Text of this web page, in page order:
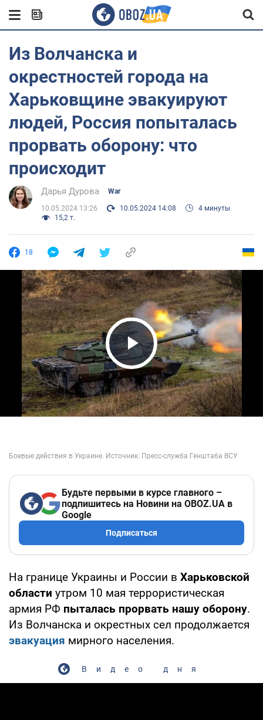
Из Волчанска и
окрестностей города на
Харьковщине эвакуируют
людей, Россия попыталась
прорвать оборону: что
происходит
Дарья Дурова War
10.05.2024 13:26 10.05.2024 14:08
4 минуты
15,2 т.
18
Play Video
Будьте первыми в курсе главного –
подпишитесь на Новини на OBOZ.UA в
Google
Подписаться
На границе Украины и России в Харьковской
области утром 10 мая террористическая
армия РФ пыталась прорвать нашу оборону.
Из Волчанска и окрестных сел продолжается
эвакуация мирного населения.
Видео дня